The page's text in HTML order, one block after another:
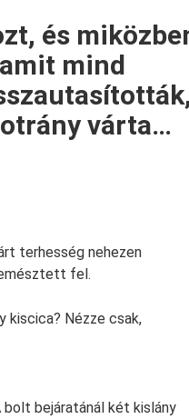
és
mind
várta…
terhesség nehezen
fel.
kiscica? Nézze csak,
bejáratánál két kislány